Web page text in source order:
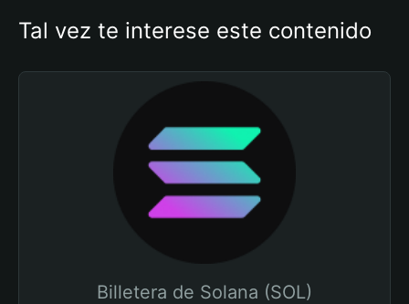
Tal vez te interese este contenido
Billetera de Solana (SOL)